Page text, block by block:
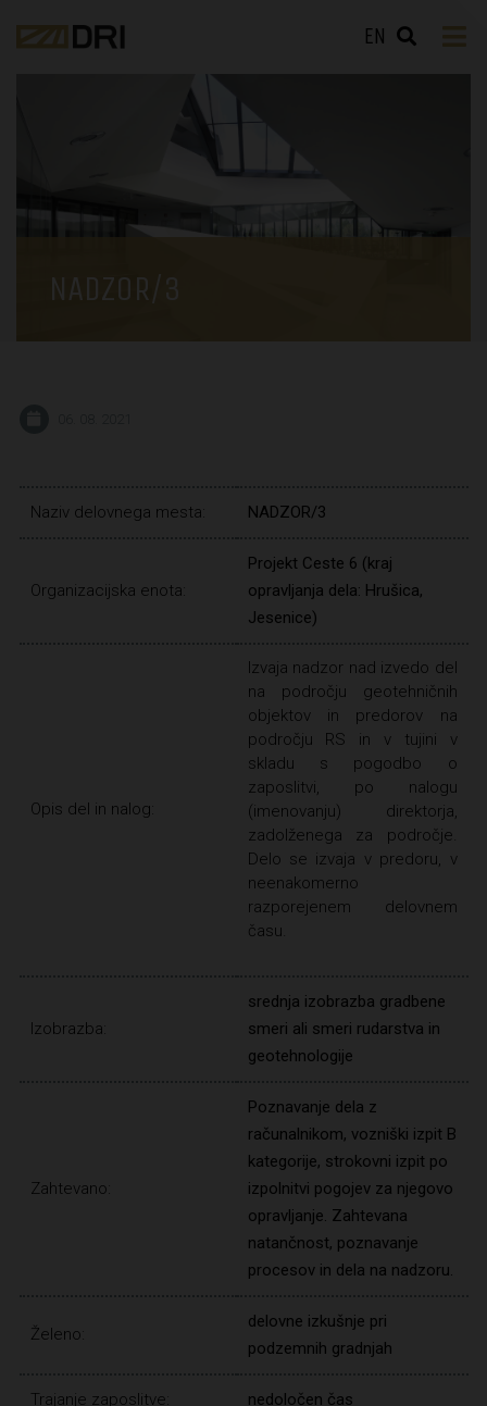
EN
NADZOR/3
Naziv delovnega mesta: NADZOR/3
Organizacijska enota:
Projekt Ceste 6 (kraj
opravljanja dela: Hrušica,
Jesenice)
Opis del in nalog:
Izvaja nadzor nad izvedo del
na področju geotehničnih
objektov in predorov na
področju RS in v tujini v
skladu s pogodbo o
zaposlitvi, po nalogu
(imenovanju) direktorja,
zadolženega za področje.
Delo se izvaja v predoru, v
neenakomerno
razporejenem delovnem
času.
Izobrazba:
srednja izobrazba gradbene
smeri ali smeri rudarstva in
geotehnologije
Zahtevano:
Poznavanje dela z
računalnikom, vozniški izpit B
kategorije, strokovni izpit po
izpolnitvi pogojev za njegovo
opravljanje. Zahtevana
natančnost, poznavanje
procesov in dela na nadzoru.
Želeno:
delovne izkušnje pri
podzemnih gradnjah
Trajanje zaposlitve: nedoločen čas